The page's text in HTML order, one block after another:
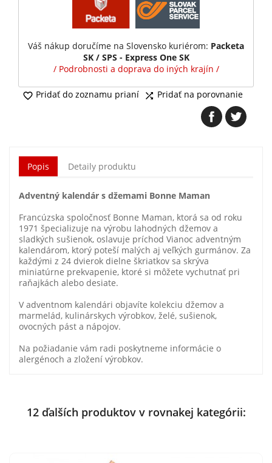
Váš nákup doručíme na Slovensko kuriérom: Packeta
SK / SPS - Express One SK
/ Podrobnosti a doprava do iných krajín /
 Pridať do zoznamu prianí  Pridať na porovnanie
Popis Detaily produktu
Adventný kalendár s džemami Bonne Maman
Francúzska spoločnosť Bonne Maman, ktorá sa od roku
1971 špecializuje na výrobu lahodných džemov a
sladkých sušienok, oslavuje príchod Vianoc adventným
kalendárom, ktorý poteší malých aj veľkých gurmánov. Za
každými z 24 dvierok dielne škriatkov sa skrýva
miniatúrne prekvapenie, ktoré si môžete vychutnať pri
raňajkách alebo desiate.
V adventnom kalendári objavíte kolekciu džemov a
marmelád, kulinárskych výrobkov, želé, sušienok,
ovocných pást a nápojov.
Na požiadanie vám radi poskytneme informácie o
alergénoch a zložení výrobkov.
12 ďalších produktov v rovnakej kategórii: